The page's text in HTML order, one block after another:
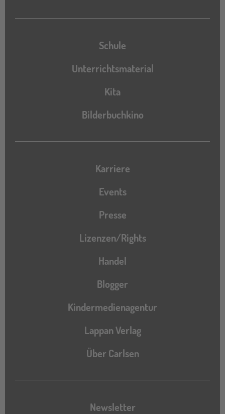
Schule
Unterrichtsmaterial
Kita
Bilderbuchkino
Karriere
Events
Presse
Lizenzen/Rights
Handel
Blogger
Kindermedienagentur
Lappan Verlag
Über Carlsen
Newsletter